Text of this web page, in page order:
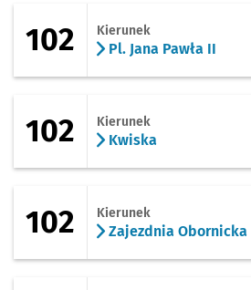
102 - kierunek Pl. Jana
102 Kierunek
Pl. Jana Pawła II
102 Kierunek
Kwiska
102 - kierunek
102 Kierunek
Zajezdnia Obornicka